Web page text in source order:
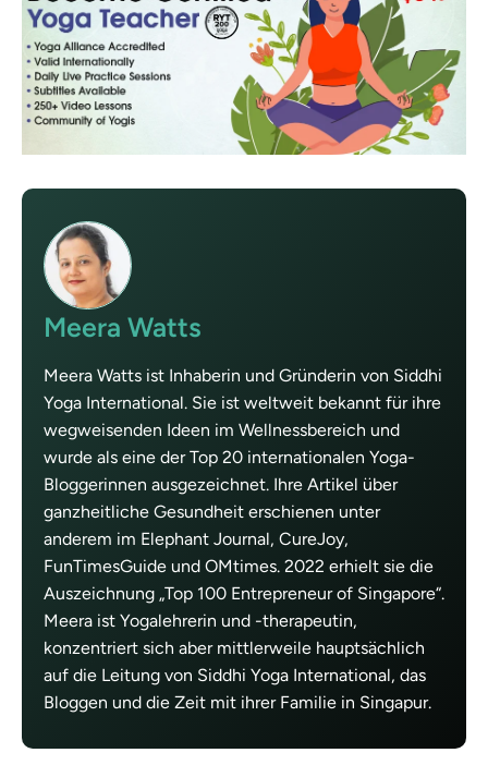
Meera Watts
Meera Watts ist Inhaberin und Gründerin von Siddhi
Yoga International. Sie ist weltweit bekannt für ihre
wegweisenden Ideen im Wellnessbereich und
wurde als eine der Top 20 internationalen Yoga-
Bloggerinnen ausgezeichnet. Ihre Artikel über
ganzheitliche Gesundheit erschienen unter
anderem im Elephant Journal, CureJoy,
FunTimesGuide und OMtimes. 2022 erhielt sie die
Auszeichnung „Top 100 Entrepreneur of Singapore“.
Meera ist Yogalehrerin und -therapeutin,
konzentriert sich aber mittlerweile hauptsächlich
auf die Leitung von Siddhi Yoga International, das
Bloggen und die Zeit mit ihrer Familie in Singapur.